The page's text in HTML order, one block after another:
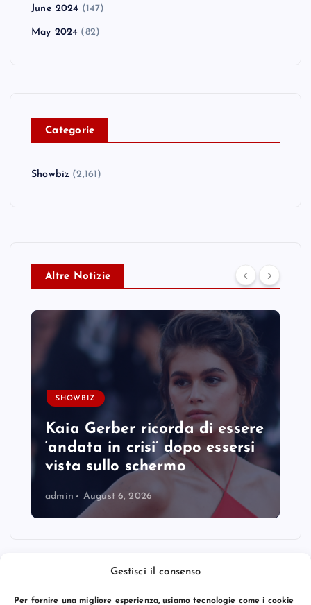
Gestisci il consenso
Per fornire una migliore esperienza, usiamo tecnologie come i cookie
June 2024 (147)
May 2024 (82)
Categorie
Showbiz (2,161)
Altre Notizie
SHOWBIZ
Kaia Gerber ricorda di essere
‘andata in crisi’ dopo essersi
vista sullo schermo
admin August 6, 2026